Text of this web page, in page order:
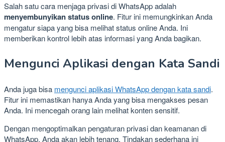
Salah satu cara menjaga privasi di WhatsApp adalah
menyembunyikan status online. Fitur ini memungkinkan Anda
mengatur siapa yang bisa melihat status online Anda. Ini
memberikan kontrol lebih atas informasi yang Anda bagikan.
Mengunci Aplikasi dengan Kata Sandi
Anda juga bisa mengunci aplikasi WhatsApp dengan kata sandi.
Fitur ini memastikan hanya Anda yang bisa mengakses pesan
Anda. Ini mencegah orang lain melihat konten sensitif.
Dengan mengoptimalkan pengaturan privasi dan keamanan di
WhatsApp, Anda akan lebih tenang. Tindakan sederhana ini